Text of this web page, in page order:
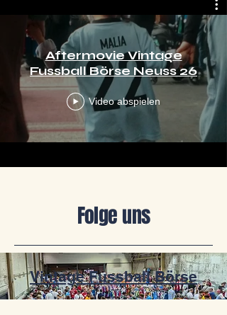
Aftermovie Vintage
Fussball Börse Neuss 26
Video abspielen
Folge uns
Vintage Fussball Börse